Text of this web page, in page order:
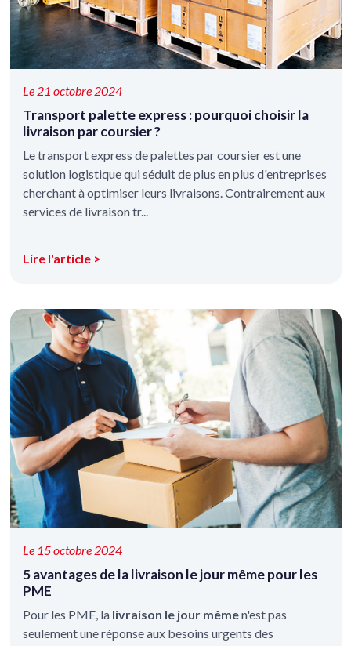
Le 21 octobre 2024
Transport palette express : pourquoi choisir la
livraison par coursier ?
Le transport express de palettes par coursier est une
solution logistique qui séduit de plus en plus d'entreprises
cherchant à optimiser leurs livraisons. Contrairement aux
services de livraison tr...
Lire l'article >
Le 15 octobre 2024
5 avantages de la livraison le jour même pour les
PME
Pour les PME, la livraison le jour mêmen'est pas
seulement une réponse aux besoins urgents des